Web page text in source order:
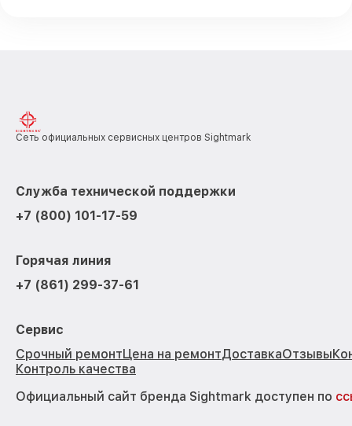
Сеть официальных сервисных центров Sightmark
Служба технической поддержки
+7 (800) 101-17-59
Горячая линия
+7 (861) 299-37-61
Сервис
Срочный ремонтЦена на ремонтДоставкаОтзывы
Контроль качества
Официальный сайт бренда Sightmark доступен по